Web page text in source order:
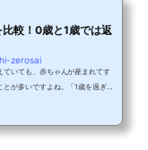
比較！0歳と1歳では返
zerosai
ていても、赤ちゃんが産まれてす
が多いですよね。「1歳を過ぎて
かを数字で見ていきましょう。今